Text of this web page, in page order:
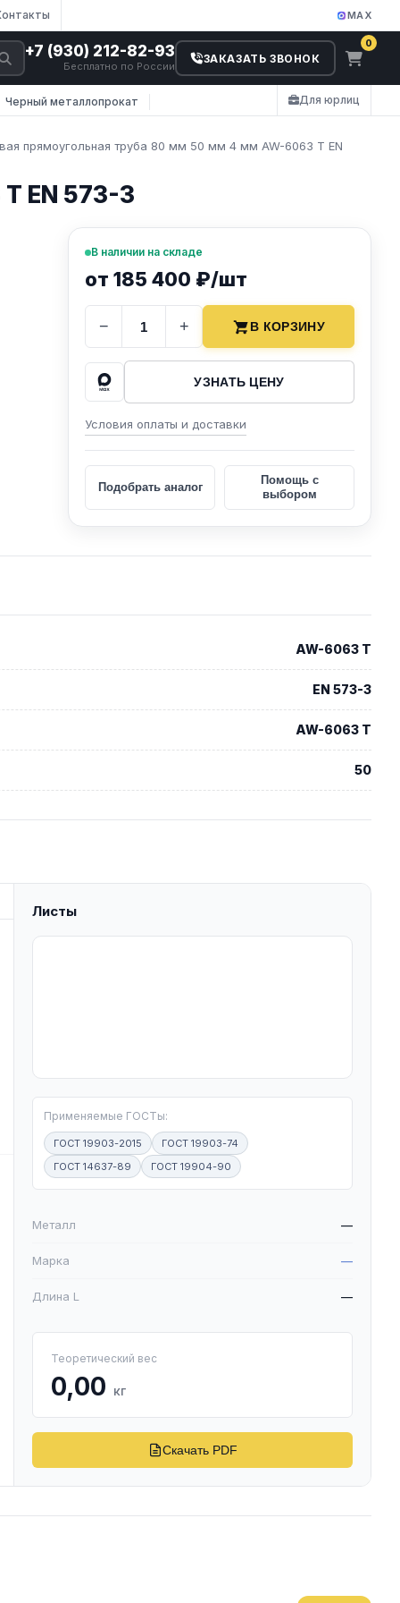
MAX
+7 (930) 212-82-93
Бесплатно по России
ЗАКАЗАТЬ ЗВОНОК
0
Черный металлопрокат Для юрлиц
прямоугольная труба 80 мм 50 мм 4 мм AW-6063 T EN
EN 573-3
В наличии на складе
от 185 400 ₽/шт
− + В КОРЗИНУ
УЗНАТЬ ЦЕНУ
Условия оплаты и доставки
Подобрать аналог
Помощь с
выбором
AW-6063 T
EN 573-3
AW-6063 T
50
Листы
Применяемые ГОСТы:
ГОСТ 19903-2015
ГОСТ 19903-74
ГОСТ 14637-89
ГОСТ 19904-90
Металл —
Марка —
Длина L —
Теоретический вес
0,00 кг
Скачать PDF